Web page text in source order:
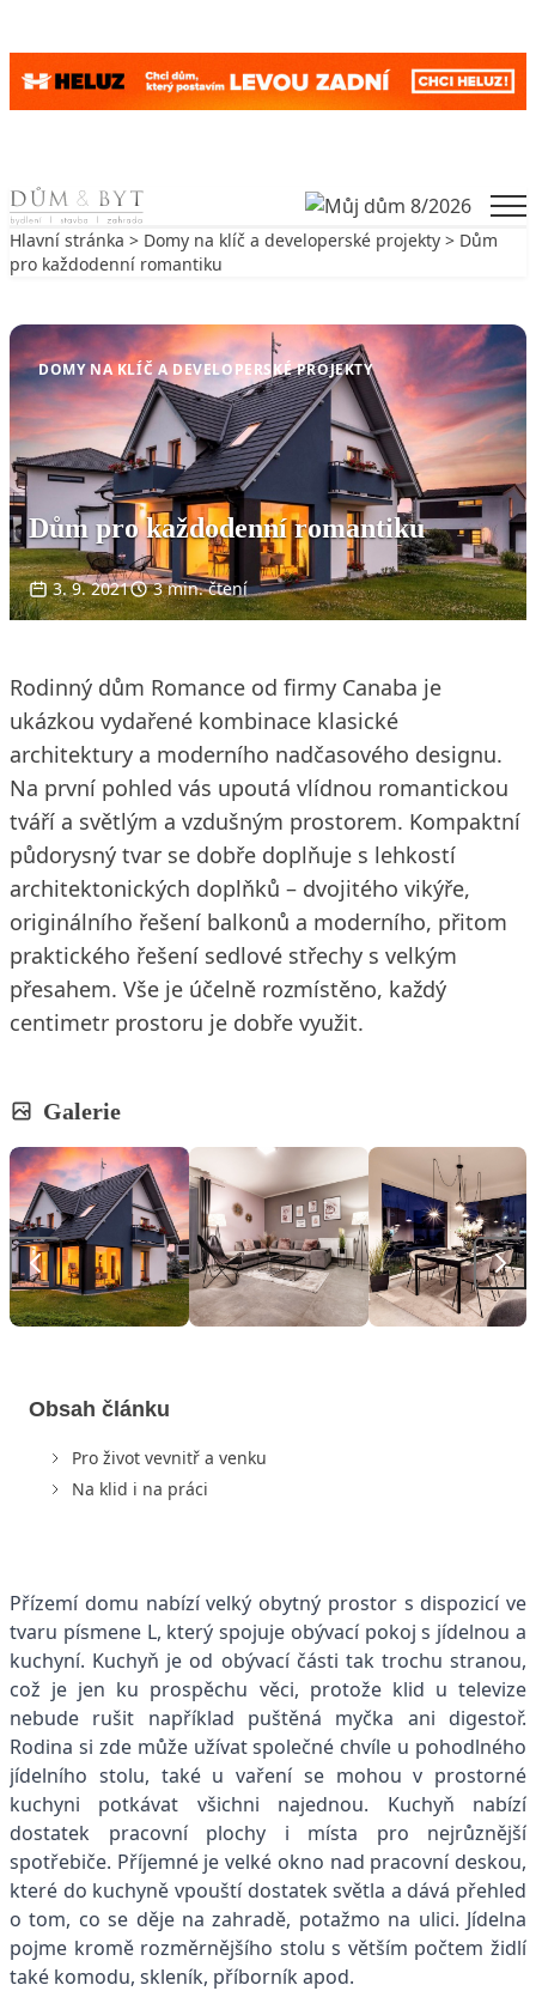
Skip to content
Hlavní stránka > Domy na klíč a developerské projekty > Dům
pro každodenní romantiku
DOMY NA KLÍČ A DEVELOPERSKÉ PROJEKTY
Dům pro každodenní romantiku
3. 9. 2021 3 min. čtení
Rodinný dům Romance od firmy Canaba je
ukázkou vydařené kombinace klasické
architektury a moderního nadčasového designu.
Na první pohled vás upoutá vlídnou romantickou
tváří a světlým a vzdušným prostorem. Kompaktní
půdorysný tvar se dobře doplňuje s lehkostí
architektonických doplňků – dvojitého vikýře,
originálního řešení balkonů a moderního, přitom
praktického řešení sedlové střechy s velkým
přesahem. Vše je účelně rozmístěno, každý
centimetr prostoru je dobře využit.
Galerie
Obsah článku
Pro život vevnitř a venku
Na klid i na práci
Přízemí domu nabízí velký obytný prostor s dispozicí ve
tvaru písmene L, který spojuje obývací pokoj s jídelnou a
kuchyní. Kuchyň je od obývací části tak trochu stranou,
což je jen ku prospěchu věci, protože klid u televize
nebude rušit například puštěná myčka ani digestoř.
Rodina si zde může užívat společné chvíle u pohodlného
jídelního stolu, také u vaření se mohou v prostorné
kuchyni potkávat všichni najednou. Kuchyň nabízí
dostatek pracovní plochy i místa pro nejrůznější
spotřebiče. Příjemné je velké okno nad pracovní deskou,
které do kuchyně vpouští dostatek světla a dává přehled
o tom, co se děje na zahradě, potažmo na ulici. Jídelna
pojme kromě rozměrnějšího stolu s větším počtem židlí
také komodu, skleník, příborník apod.